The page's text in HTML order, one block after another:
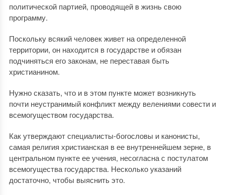
политической партией, проводящей в жизнь свою
программу.
Поскольку всякий человек живет на определенной
территории, он находится в государстве и обязан
подчиняться его законам, не переставая быть
христианином.
Нужно сказать, что и в этом пункте может возникнуть
почти неустранимый конфликт между велениями совести и
всемогуществом государства.
Как утверждают специалисты-богословы и канонисты,
самая религия христианская в ее внутреннейшем зерне, в
центральном пункте ее учения, несогласна с постулатом
всемогущества государства. Несколько указаний
достаточно, чтобы выяснить это.